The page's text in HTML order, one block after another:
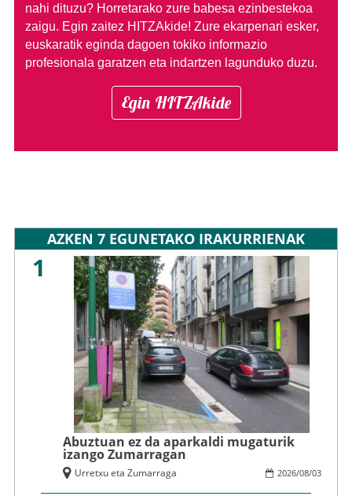
nahi dituzu? Horretarako zure babesa ezinbestekoa
zaigu. Egin zaitez HITZAkide! Zure ekarpenari esker,
euskaratik eginda dagoen tokiko informazio
profesionala garatzen eta indartzen lagunduko duzu.
Egin HITZAkide
AZKEN 7 EGUNETAKO IRAKURRIENAK
1
Abuztuan ez da aparkaldi mugaturik
izango Zumarragan
2026/08/03
Urretxu eta Zumarraga